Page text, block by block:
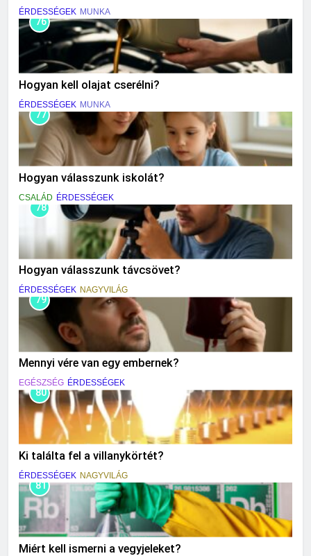
ÉRDESSÉGEK MUNKA
76
Hogyan kell olajat cserélni?
ÉRDESSÉGEK MUNKA
77
Hogyan válasszunk iskolát?
CSALÁD ÉRDESSÉGEK
78
Hogyan válasszunk távcsövet?
ÉRDESSÉGEK NAGYVILÁG
79
Mennyi vére van egy embernek?
EGÉSZSÉG ÉRDESSÉGEK
80
Ki találta fel a villanykörtét?
ÉRDESSÉGEK NAGYVILÁG
81
Miért kell ismerni a vegyjeleket?